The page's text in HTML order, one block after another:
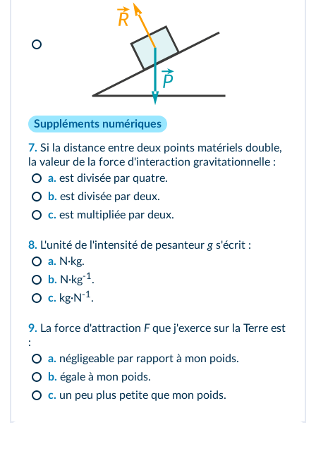
Suppléments numériques
7. Si la distance entre deux points matériels double,
la valeur de la force d'interaction gravitationnelle :
a. est divisée par quatre.
b. est divisée par deux.
c. est multipliée par deux.
8. L'unité de l'intensité de pesanteur g s'écrit :
a. N·kg.
b. N·kg-1 .
c. kg·N-1 .
9. La force d'attraction Fque j'exerce sur la Terre est
:
a. négligeable par rapport à mon poids.
b. égale à mon poids.
c. un peu plus petite que mon poids.